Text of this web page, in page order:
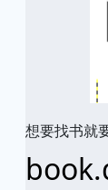
想要找书就